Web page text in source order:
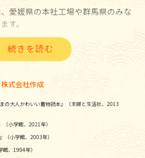
とし、腹の余分な肉や内臓などを
形に切り分けます。
「煮熟（しゃじゅく）」という工
。
）＞
煮ます。煮熟後は風通しのよいと
やします（放冷）。
愛媛県の本社工場や群馬県のみな
す。
感を使った検査により、機械では
節の香り、ツヤ、形、硬さなどを
ています。
分を与えながら削りやすくするた
トシャワーで「加水」し、蒸気に
うしゃ）」などを経て、ようや
程（切削）へと進みます。
式会社作成
の大人かわいい着物読本』（主婦と生活社、2013
（小学館、2021年）
（小学館、2003年）
館、1994年）